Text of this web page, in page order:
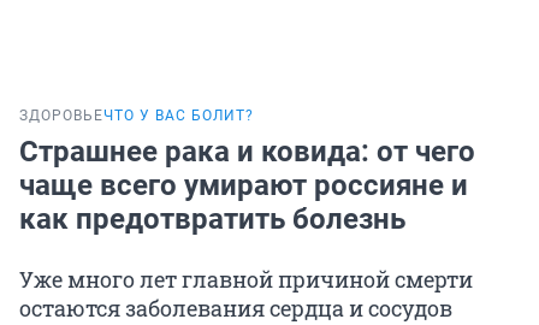
ЗДОРОВЬЕЧТО У ВАС БОЛИТ?
Страшнее рака и ковида: от чего
чаще всего умирают россияне и
как предотвратить болезнь
Уже много лет главной причиной смерти
остаются заболевания сердца и сосудов